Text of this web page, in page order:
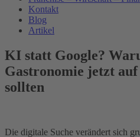
Kontakt
Blog
Artikel
KI statt Google?
Gastronomie jetzt auf
sollten
Die digitale Suche verändert sich